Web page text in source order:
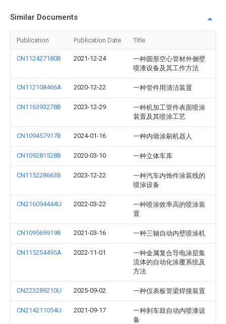
Similar Documents
Publication Publication Date Title
CN112427180B 2021-12-24
一种圆形空心管材外侧壁
喷漆设备及其工作方法
CN112108466A 2020-12-22 一种管件用清洁装置
CN116393278B 2023-12-29
一种机加工管件表面喷涂
装置及其喷涂工艺
CN109457917B 2024-01-16 一种内墙涂刷机器人
CN109281528B 2020-03-10 一种立体车库
CN115228663B 2023-12-22
一种汽车内饰件涂装线的
喷涂设备
CN216094444U 2022-03-22
一种喷涂效率高的喷涂装
置
CN109569919B 2021-03-16 一种三轴自动内壁喷涂机
CN115254495A 2022-11-01
一种金属复合导电涂层集
流体的自动化涂覆系统及
方法
CN223289210U 2025-09-02 一种仪表板管梁焊接装置
CN214211054U 2021-09-17
一种刹车鼓自动内喷漆设
备